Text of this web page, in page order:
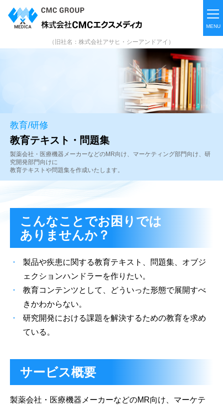
（旧社名：株式会社アサヒ・シーアンドアイ）
教育/研修
教育テキスト・問題集
製薬会社・医療機器メーカーなどのMR向け、マーケティング部門向け、研
究開発部門向けに
教育テキストや問題集を作成いたします。
こんなことでお困りでは
ありませんか？
製品や疾患に関する教育テキスト、問題集、オブジ
ェクションハンドラーを作りたい。
教育コンテンツとして、どういった形態で展開すべ
きかわからない。
研究開発における課題を解決するための教育を求め
ている。
サービス概要
製薬会社・医療機器メーカーなどのMR向け、マーケテ